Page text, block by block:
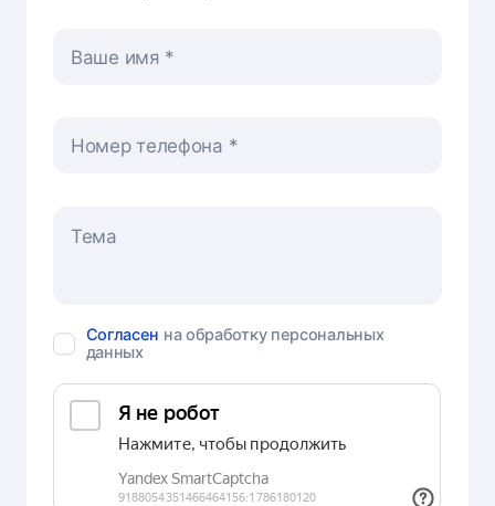
Ваше имя
Номер телефона
Согласен на обработку персональных
данных